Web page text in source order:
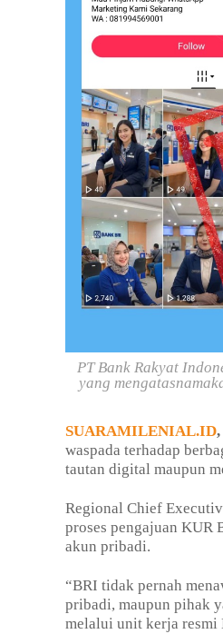
PT Bank Rakyat
yang
SUARAMILENIAL.ID
waspada terhadap
tautan digital maupun
Regional Chief
proses pengajuan KUR
akun pribadi.
“BRI tidak pernah
pribadi, maupun pihak
melalui unit kerja resmi